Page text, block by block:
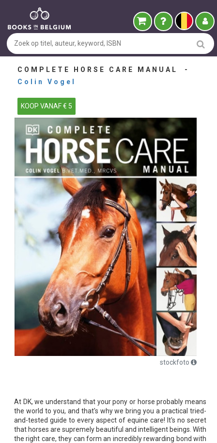
COMPLETE HORSE CARE MANUAL -
Colin Vogel
KOOP VANAF € 5
stockfoto
At DK, we understand that your pony or horse probably means
the world to you, and that's why we bring you a practical tried-
and-tested guide to every aspect of equine care! It's no secret
that horses are supremely beautiful and intelligent beings. With
the right care, they can form an incredibly rewarding bond with